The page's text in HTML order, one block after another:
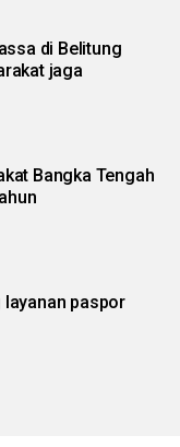
di Belitung
jaga
Bangka Tengah
layanan paspor